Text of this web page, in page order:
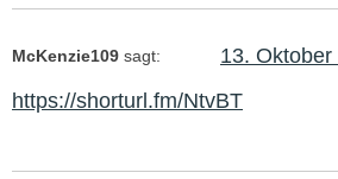
McKenzie109 sagt:
13.
https://shorturl.fm/NtvBT